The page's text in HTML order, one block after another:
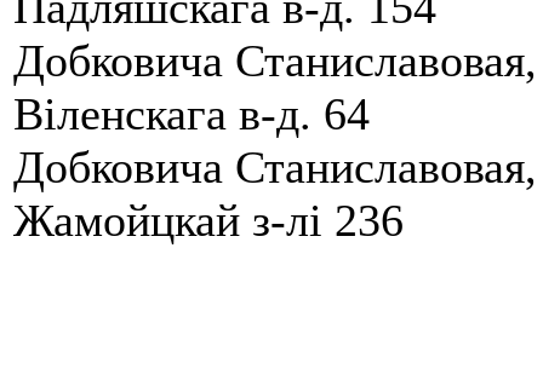
Добковича
Вiленскага в-д. 64
Добковича
Жамойцкай з-лi 236